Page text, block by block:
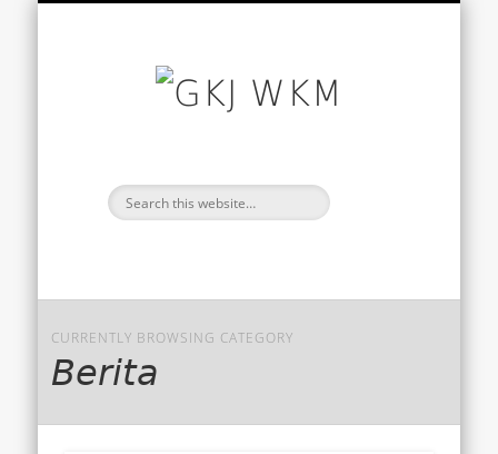
BERANDA
BACAAN HARI INI
SANTAPAN HARIAN
TENTANG KAMI
WARTA GEREJA
CURRENTLY BROWSING CATEGORY
Berita